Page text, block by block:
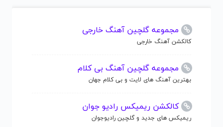
مجموعه گلچین آهنگ خارجی
کالکشن آهنگ خارجی
مجموعه گلچین آهنگ بی کلام
بهترین آهنگ های لایت و بی کلام جهان
کالکشن ریمیکس رادیو جوان
ریمیکس های جدید و گلچین رادیوجوان